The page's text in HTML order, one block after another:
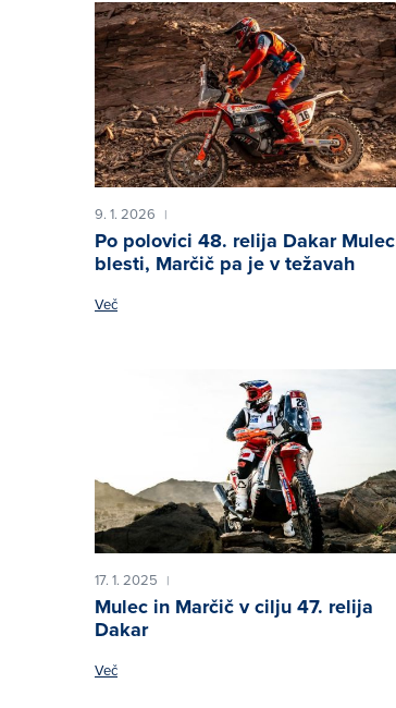
9. 1. 2026 |
Po polovici 48. relija Dakar Mulec
blesti, Marčič pa je v težavah
Več
17. 1. 2025 |
Mulec in Marčič v cilju 47. relija
Dakar
Več